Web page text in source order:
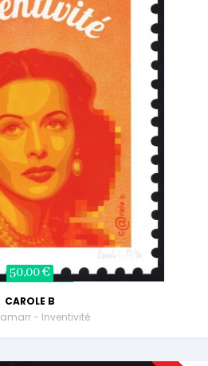
50,00 €
CAROLE B
- Inventivité